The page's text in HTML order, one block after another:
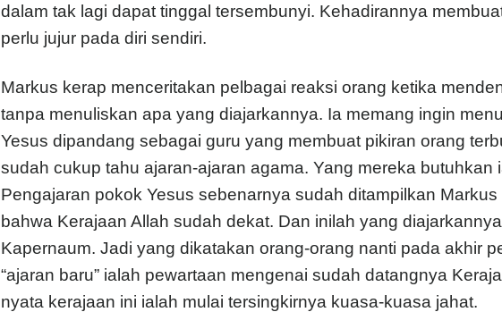
dalam tak lagi dapat tinggal tersembunyi. Kehadirannya
perlu jujur pada diri sendiri.
Markus kerap menceritakan pelbagai reaksi orang ketika
tanpa menuliskan apa yang diajarkannya. Ia memang ingin
Yesus dipandang sebagai guru yang membuat pikiran orang
sudah cukup tahu ajaran-ajaran agama. Yang mereka butuhkan
Pengajaran pokok Yesus sebenarnya sudah ditampilkan
bahwa Kerajaan Allah sudah dekat. Dan inilah yang
Kapernaum. Jadi yang dikatakan orang-orang nanti pada akhir
“ajaran baru” ialah pewartaan mengenai sudah datangnya
nyata kerajaan ini ialah mulai tersingkirnya kuasa-kuasa jahat.